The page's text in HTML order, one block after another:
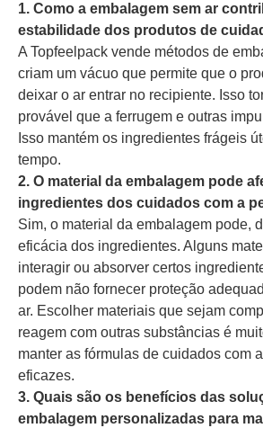
1. Como a embalagem sem ar
estabilidade dos produtos de
A Topfeelpack vende métodos de
criam um vácuo que permite que o
deixar o ar entrar no recipiente. Isso
provável que a ferrugem e outras
Isso mantém os ingredientes frágeis
tempo.
2. O material da embalagem pode
ingredientes dos cuidados com a
Sim, o material da embalagem pode,
eficácia dos ingredientes. Alguns
interagir ou absorver certos
podem não fornecer proteção
ar. Escolher materiais que sejam
reagem com outras substâncias é
manter as fórmulas de cuidados com
eficazes.
3. Quais são os benefícios das
embalagem personalizadas para